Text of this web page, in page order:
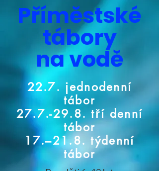
Příměstské
tábory
na vodě
22.7. jednodenní
tábor
27.7.-29.8. tří denní
tábor
17.–21.8. týdenní
tábor